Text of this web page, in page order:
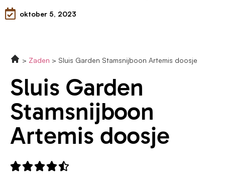
oktober 5, 2023
Zaden Sluis Garden Stamsnijboon Artemis doosje
Sluis Garden
Stamsnijboon
Artemis doosje
